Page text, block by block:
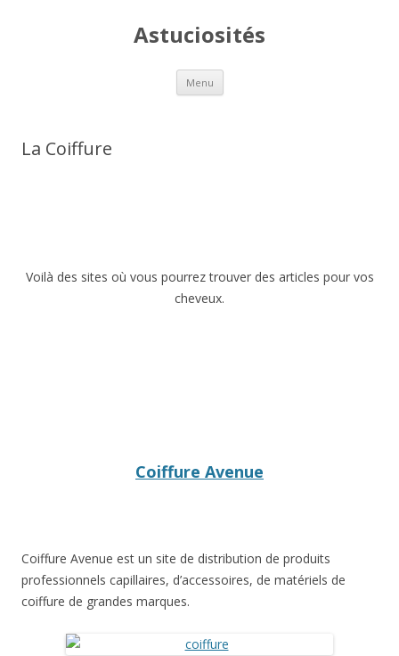
Astuciosités
Menu Aller
contenu
La Coiffure
Voilà des sites où vous pourrez trouver des articles pour vos
cheveux.
Coiffure Avenue
Coiffure Avenue est un site de distribution de produits
professionnels capillaires, d’accessoires, de matériels de
coiffure de grandes marques.